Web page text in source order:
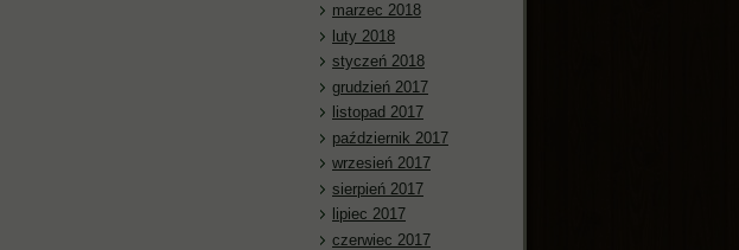
marzec 2018
luty 2018
styczeń 2018
grudzień 2017
listopad 2017
październik 2017
wrzesień 2017
sierpień 2017
lipiec 2017
czerwiec 2017